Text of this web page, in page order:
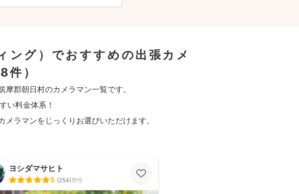
ング）でおすすめの出張カメ
件）
郡朝日村のカメラマン一覧です。
い料金体系！
ラマンをじっくりお選びいただけます。
ヨシダマサヒト
5 (254)男性